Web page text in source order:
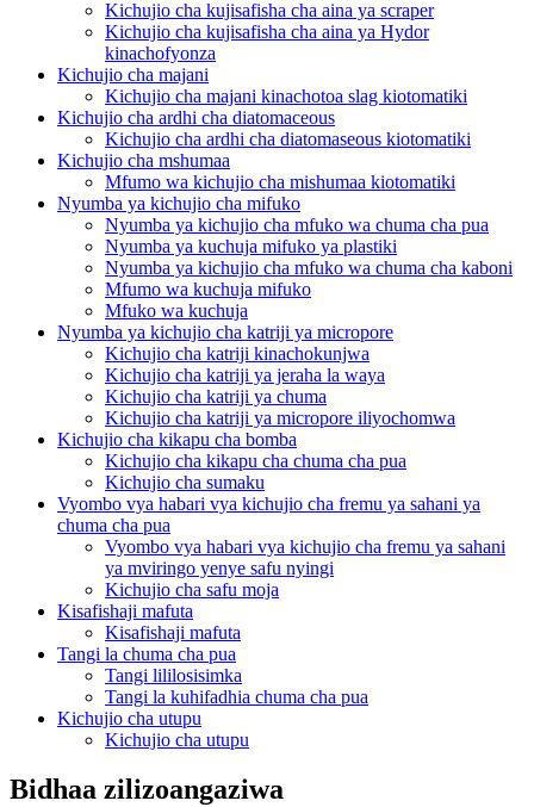
Kichujio cha kujisafisha cha aina ya scraper
Kichujio cha kujisafisha cha aina ya Hydor
kinachofyonza
Kichujio cha majani
Kichujio cha majani kinachotoa slag kiotomatiki
Kichujio cha ardhi cha diatomaceous
Kichujio cha ardhi cha diatomaseous kiotomatiki
Kichujio cha mshumaa
Mfumo wa kichujio cha mishumaa kiotomatiki
Nyumba ya kichujio cha mifuko
Nyumba ya kichujio cha mfuko wa chuma cha pua
Nyumba ya kuchuja mifuko ya plastiki
Nyumba ya kichujio cha mfuko wa chuma cha kaboni
Mfumo wa kuchuja mifuko
Mfuko wa kuchuja
Nyumba ya kichujio cha katriji ya micropore
Kichujio cha katriji kinachokunjwa
Kichujio cha katriji ya jeraha la waya
Kichujio cha katriji ya chuma
Kichujio cha katriji ya micropore iliyochomwa
Kichujio cha kikapu cha bomba
Kichujio cha kikapu cha chuma cha pua
Kichujio cha sumaku
Vyombo vya habari vya kichujio cha fremu ya sahani ya
chuma cha pua
Vyombo vya habari vya kichujio cha fremu ya sahani
ya mviringo yenye safu nyingi
Kichujio cha safu moja
Kisafishaji mafuta
Kisafishaji mafuta
Tangi la chuma cha pua
Tangi lililosisimka
Tangi la kuhifadhia chuma cha pua
Kichujio cha utupu
Kichujio cha utupu
Bidhaa zilizoangaziwa